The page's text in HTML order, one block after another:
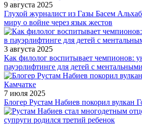
9 августа 2025
Глухой журналист из Газы Басем
миру о войне через язык жестов
3 августа 2025
Как филолог воспитывает чемпионов:
пауэрлифтинге для детей с
7 июля 2025
Блогер Рустам Набиев покорил вулкан